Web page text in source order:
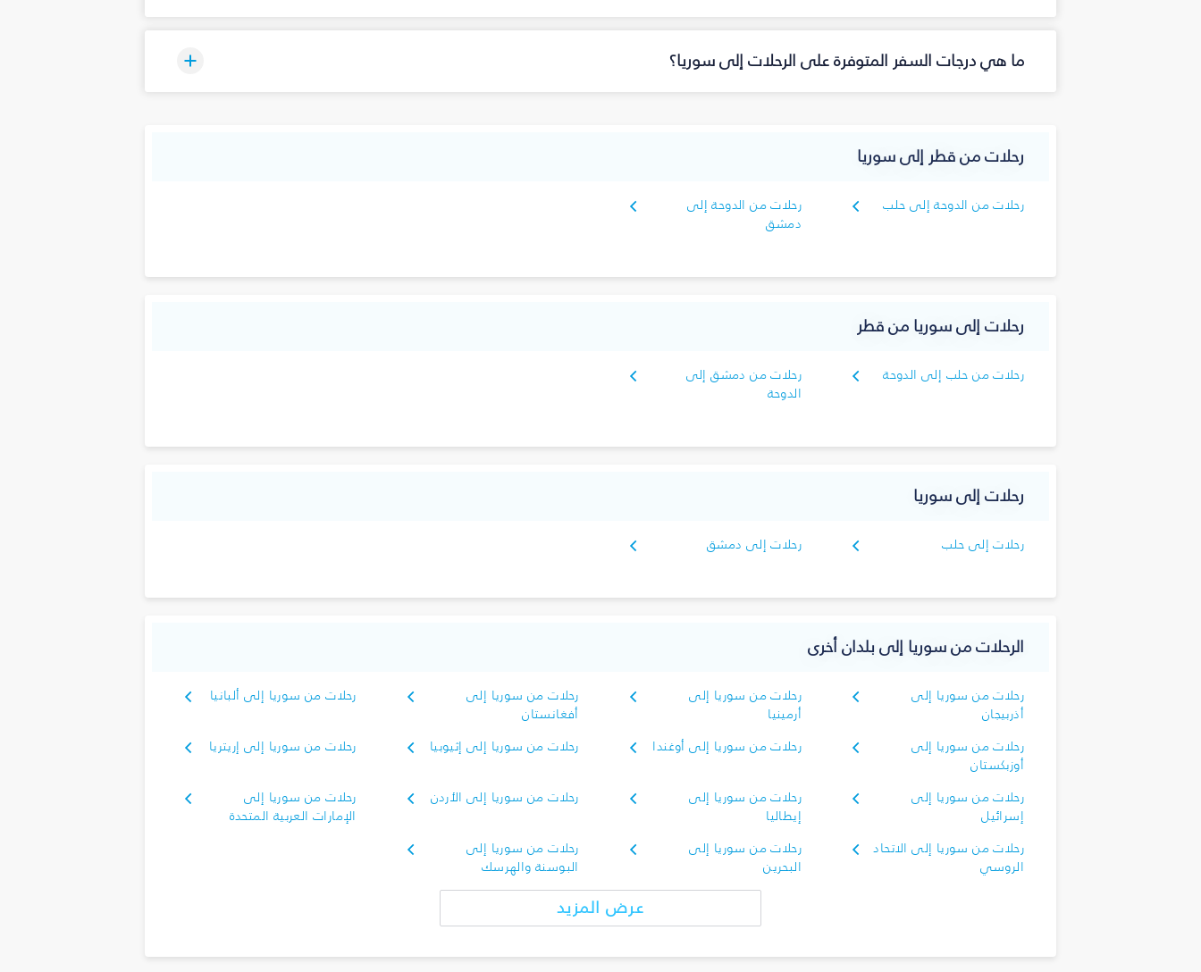
ما هي درجات السفر المتوفرة على الرحلات إلى سوريا؟
رحلات من قطر إلى سوريا
رحلات من الدوحة إلى حلب
رحلات من الدوحة إلى
دمشق
رحلات إلى سوريا من قطر
رحلات من حلب إلى الدوحة
رحلات من دمشق إلى
الدوحة
رحلات إلى سوريا
رحلات إلى حلب رحلات إلى دمشق
الرحلات من سوريا إلى بلدان أخرى
رحلات من سوريا إلى
أذربيجان
رحلات من سوريا إلى
أرمينيا
رحلات من سوريا إلى
أفغانستان
رحلات من سوريا إلى ألبانيا
رحلات من سوريا إلى
أوزبكستان
رحلات من سوريا إلى أوغندا رحلات من سوريا إلى إثيوبيا رحلات من سوريا إلى إريتريا
رحلات من سوريا إلى
إسرائيل
رحلات من سوريا إلى
إيطاليا
رحلات من سوريا إلى الأردن
رحلات من سوريا إلى
الإمارات العربية المتحدة
رحلات من سوريا إلى الاتحاد
الروسي
رحلات من سوريا إلى
البحرين
رحلات من سوريا إلى
البوسنة والهرسك
عرض المزيد